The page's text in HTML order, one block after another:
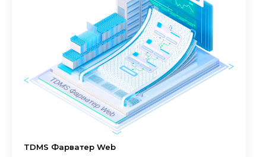
TDMS Фарватер Web